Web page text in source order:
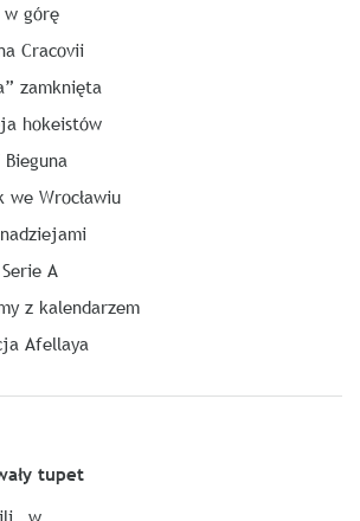
w górę
Cracovii
zamknięta
hokeistów
we Wrocławiu
A
z kalendarzem
Afellaya
tupet
„w